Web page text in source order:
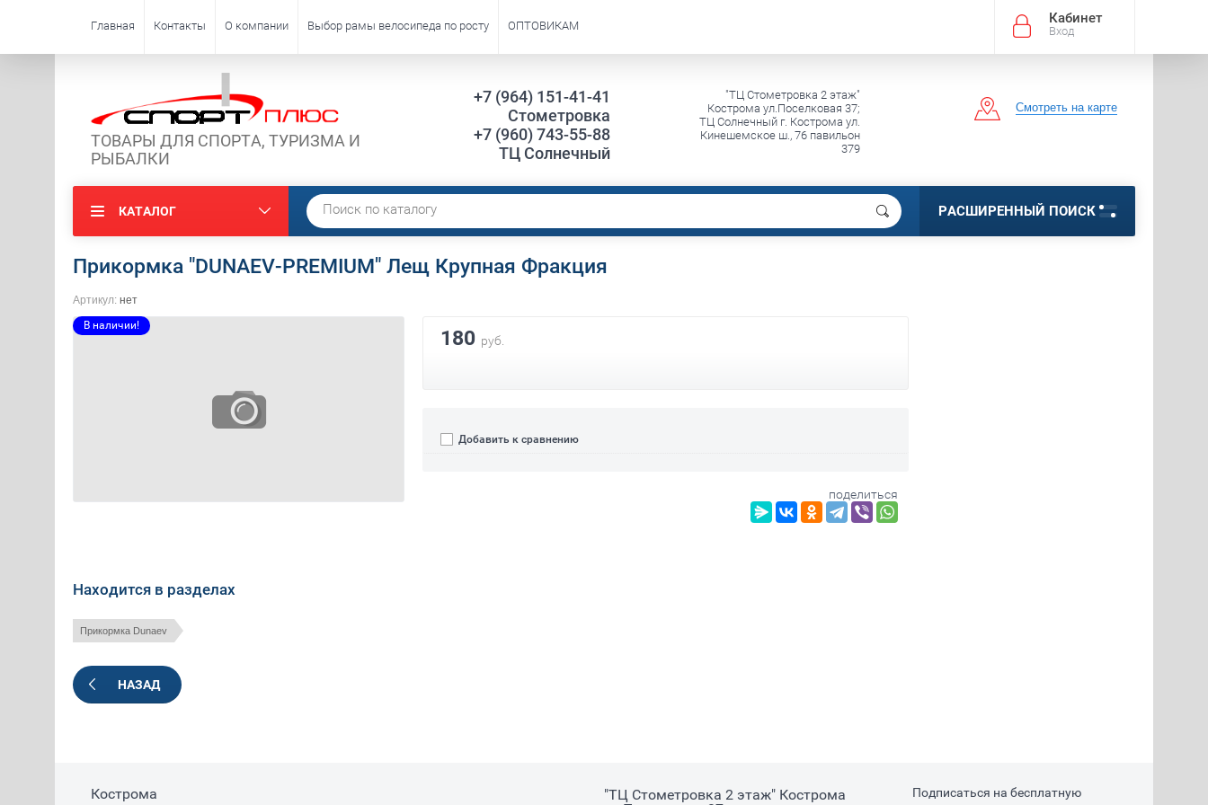
Кабинет
Вход
Главная Контакты О компании Выбор рамы велосипеда по росту ОПТОВИКАМ
ТОВАРЫ ДЛЯ СПОРТА, ТУРИЗМА И
РЫБАЛКИ
+7 (964) 151-41-41
Стометровка
+7 (960) 743-55-88
ТЦ Солнечный
"ТЦ Стометровка 2 этаж"
Кострома ул.Поселковая 37;
ТЦ Солнечный г. Кострома ул.
Кинешемское ш., 76 павильон
379
Смотреть на карте
КАТАЛОГ РАСШИРЕННЫЙ ПОИСК
Прикормка "DUNAEV-PREMIUM" Лещ Крупная Фракция
Артикул: нет
В наличии!
180 руб.
Добавить к сравнению
поделиться
Находится в разделах
Прикормка Dunaev
НАЗАД
Кострома
"ТЦ Стометровка 2 этаж" Кострома
Подписаться на бесплатную